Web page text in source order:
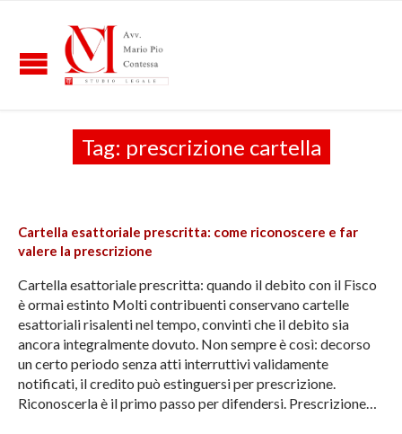
Tag: prescrizione cartella
Cartella esattoriale prescritta: come riconoscere e far
valere la prescrizione
Cartella esattoriale prescritta: quando il debito con il Fisco
è ormai estinto Molti contribuenti conservano cartelle
esattoriali risalenti nel tempo, convinti che il debito sia
ancora integralmente dovuto. Non sempre è così: decorso
un certo periodo senza atti interruttivi validamente
notificati, il credito può estinguersi per prescrizione.
Riconoscerla è il primo passo per difendersi. Prescrizione…